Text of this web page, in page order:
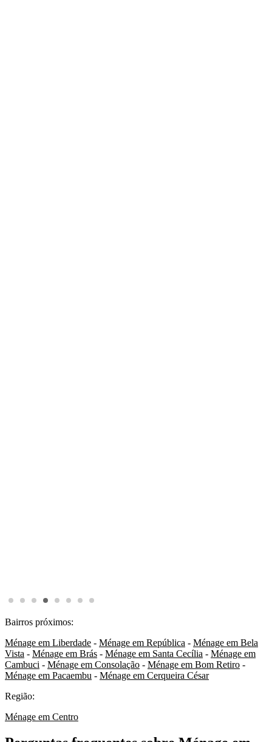
Bairros próximos:
Ménage em Liberdade - Ménage em República - Ménage em Bela
Vista - Ménage em Brás - Ménage em Santa Cecília - Ménage em
Cambuci - Ménage em Consolação - Ménage em Bom Retiro -
Ménage em Pacaembu - Ménage em Cerqueira César
Região:
Ménage em Centro